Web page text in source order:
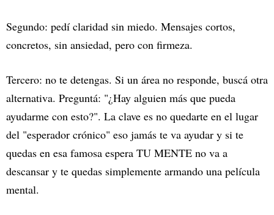
Segundo: pedí claridad sin miedo. Mensajes cortos,
concretos, sin ansiedad, pero con firmeza.
Tercero: no te detengas. Si un área no responde, buscá otra
alternativa. Preguntá: "¿Hay alguien más que pueda
ayudarme con esto?". La clave es no quedarte en el lugar
del "esperador crónico" eso jamás te va ayudar y si te
quedas en esa famosa espera TU MENTE no va a
descansar y te quedas simplemente armando una película
mental.